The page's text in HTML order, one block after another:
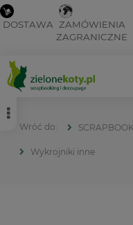
DOSTAWA ZAMÓWIENIA
ZAGRANICZNE
Wykrojniki inne